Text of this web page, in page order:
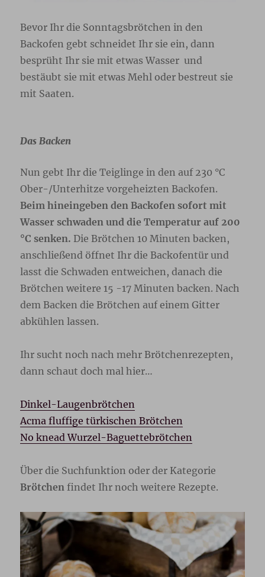
Bevor Ihr die Sonntagsbrötchen in den
Backofen gebt schneidet Ihr sie ein, dann
besprüht Ihr sie mit etwas Wasser und
bestäubt sie mit etwas Mehl oder bestreut sie
mit Saaten.
Das Backen
Nun gebt Ihr die Teiglinge in den auf 230 °C
Ober-/Unterhitze vorgeheizten Backofen.
Beim hineingeben den Backofen sofort mit
Wasser schwaden und die Temperatur auf 200
°C senken. Die Brötchen 10 Minuten backen,
anschließend öffnet Ihr die Backofentür und
lasst die Schwaden entweichen, danach die
Brötchen weitere 15 -17 Minuten backen. Nach
dem Backen die Brötchen auf einem Gitter
abkühlen lassen.
Ihr sucht noch nach mehr Brötchenrezepten,
dann schaut doch mal hier…
Dinkel-Laugenbrötchen
Acma fluffige türkischen Brötchen
No knead Wurzel-Baguettebrötchen
Über die Suchfunktion oder der Kategorie
Brötchen findet Ihr noch weitere Rezepte.